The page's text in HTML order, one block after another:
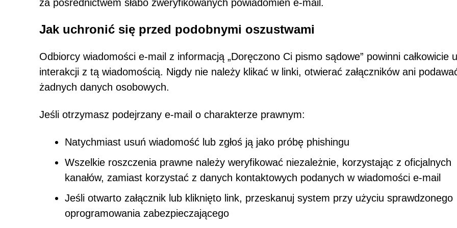
za pośrednictwem słabo zweryfikowanych powiadomień e-mail.
Jak uchronić się przed podobnymi oszustwami
Odbiorcy wiadomości e-mail z informacją „Doręczono Ci pismo sądowe” powinni całkowicie
interakcji z tą wiadomością. Nigdy nie należy klikać w linki, otwierać załączników ani
żadnych danych osobowych.
Jeśli otrzymasz podejrzany e-mail o charakterze prawnym:
Natychmiast usuń wiadomość lub zgłoś ją jako próbę phishingu
Wszelkie roszczenia prawne należy weryfikować niezależnie, korzystając z oficjalnych
kanałów, zamiast korzystać z danych kontaktowych podanych w wiadomości e-mail
Jeśli otwarto załącznik lub kliknięto link, przeskanuj system przy użyciu sprawdzonego
oprogramowania zabezpieczającego